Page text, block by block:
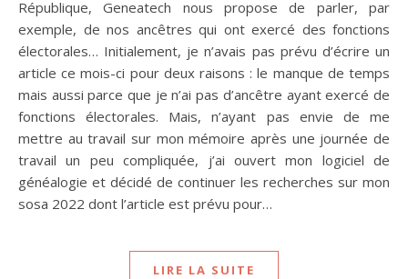
République, Geneatech nous propose de parler, par
exemple, de nos ancêtres qui ont exercé des fonctions
électorales… Initialement, je n’avais pas prévu d’écrire un
article ce mois-ci pour deux raisons : le manque de temps
mais aussi parce que je n’ai pas d’ancêtre ayant exercé de
fonctions électorales. Mais, n’ayant pas envie de me
mettre au travail sur mon mémoire après une journée de
travail un peu compliquée, j’ai ouvert mon logiciel de
généalogie et décidé de continuer les recherches sur mon
sosa 2022 dont l’article est prévu pour…
LIRE LA SUITE